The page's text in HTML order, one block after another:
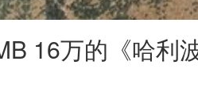
16万的《哈